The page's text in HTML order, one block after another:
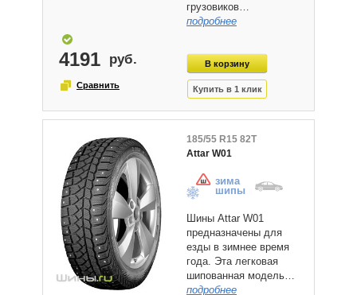
грузовиков…
подробнее
4191
185/55 R15 82T
Attar W01
зима
шипы
Шины Attar W01
предназначены для
езды в зимнее время
года. Эта легковая
шипованная модель…
подробнее